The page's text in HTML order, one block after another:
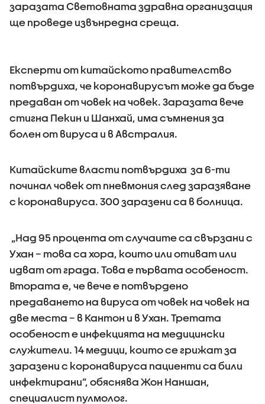
заразата Световната здравна организация
ще проведе извънредна среща.
Експерти от китайското правителство
потвърдиха, че коронавирусът може да бъде
предаван от човек на човек. Заразата вече
стигна Пекин и Шанхай, има съмнения за
болен от вируса и в Австралия.
Китайските власти потвърдиха за 6-ти
починал човек от пневмония след заразяване
с коронавируса. 300 заразени са в болница.
„Над 95 процента от случаите са свързани с
Ухан – това са хора, които или отиват или
идват от града. Това е първата особеност.
Втората е, че вече е потвърдено
предаването на вируса от човек на човек на
две места – в Кантон и в Ухан. Третата
особеност е инфекцията на медицински
служители. 14 медици, които се грижат за
заразени с коронавируса пациенти са били
инфектирани”, обяснява Жон Наншан,
специалист пулмолог.